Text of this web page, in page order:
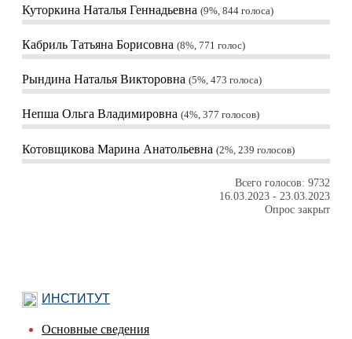
Куторкина Наталья Геннадьевна 9%, 844 голоса
Кабриль Татьяна Борисовна 8%, 771 голос
Рындина Наталья Викторовна 5%, 473 голоса
Непша Ольга Владимировна 4%, 377 голосов
Котовщикова Марина Анатольевна 2%, 239 голосов
Всего голосов: 9732
16.03.2023 - 23.03.2023
Опрос закрыт
ИНСТИТУТ
Основные сведения